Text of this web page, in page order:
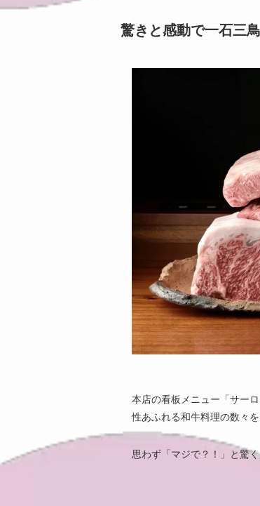
驚きと感動で一石三
本店の看板メニュー「サー
性あふれる和牛料理の数々を
思わず「マジで？！」と驚